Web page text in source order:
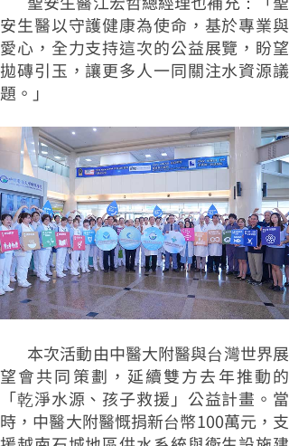
安生醫以守護健康為使命，基於專業與
愛心，全力支持這次的公益展覽，盼望
拋磚引玉，讓更多人一同關注水資源議
題。」
本次活動由中醫大附醫與台灣世界展
望會共同策劃，延續雙方去年推動的
「乾淨水源、孩子救援」公益計畫。當
時，中醫大附醫慨捐新台幣100萬元，支